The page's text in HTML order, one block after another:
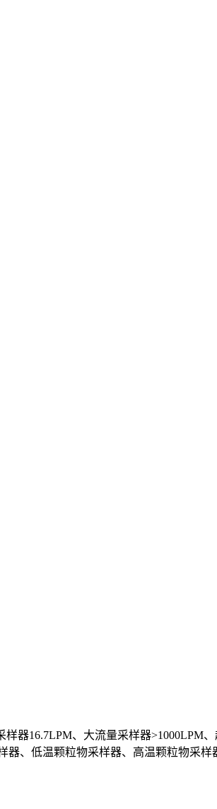
器16.7LPM、大流量采样器>1000LPM
、低温颗粒物采样器、高温颗粒物采样